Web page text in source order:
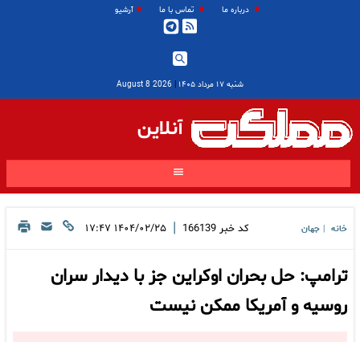
درباره ما تماس با ما آرشیو
شنبه ۱۷ مرداد ۱۴۰۵ |
2026 August 8
آنلاین
خانه جهان کد خبر 166139
| ۱۴۰۴/۰۲/۲۵ ۱۷:۴۷
ترامپ: حل بحران اوکراین جز با دیدار سران
روسیه و آمریکا ممکن نیست